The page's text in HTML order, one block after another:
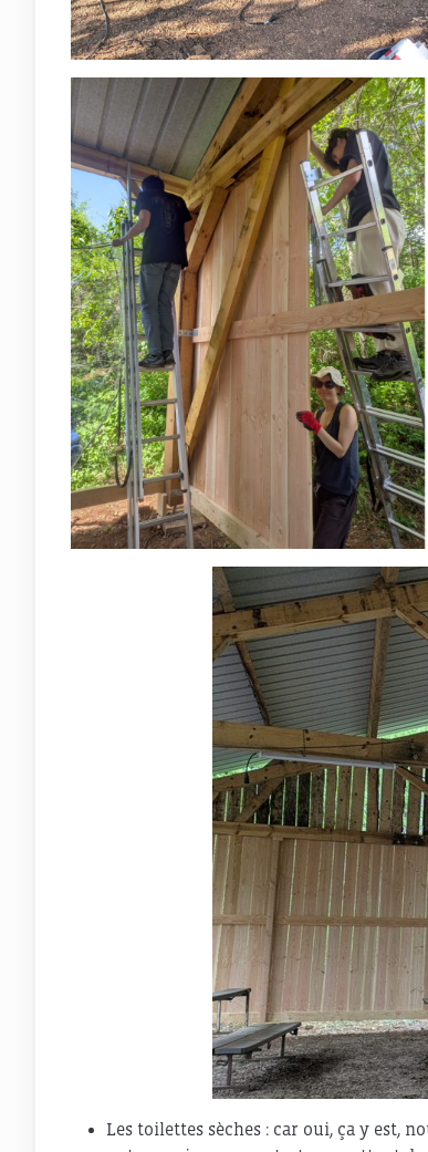
Les toilettes sèches : car oui, ça y est,